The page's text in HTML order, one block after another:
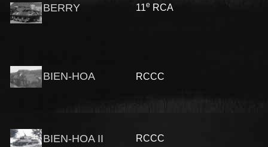
BERRY 11e RCA
BIEN-HOA RCCC
BIEN-HOA II RCCC